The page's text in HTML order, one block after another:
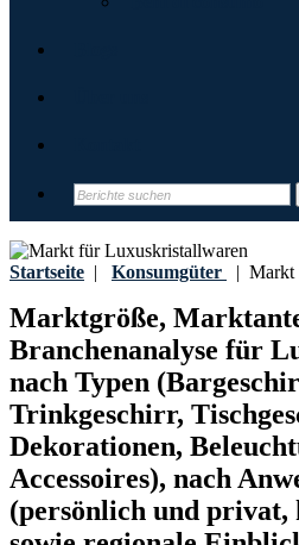
Startseite | Konsumgüter | Markt
Marktgröße,
Branchenanalyse für
nach Typen
Trinkgeschirr,
Dekorationen,
Accessoires), nach
(persönlich und privat,